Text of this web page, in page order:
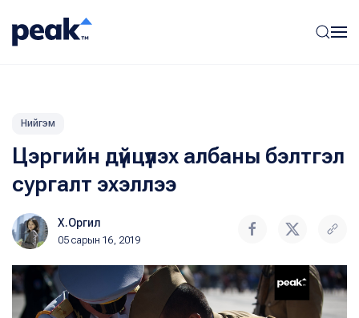
Нийгэм
Цэргийн дүйцүүлэх албаны бэлтгэл
сургалт эхэллээ
Х.Оргил
05 сарын 16, 2019